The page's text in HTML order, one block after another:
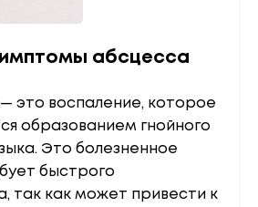
абсцесса
это воспаление, которое
образованием гнойного
Это болезненное
быстрого
так как может привести к